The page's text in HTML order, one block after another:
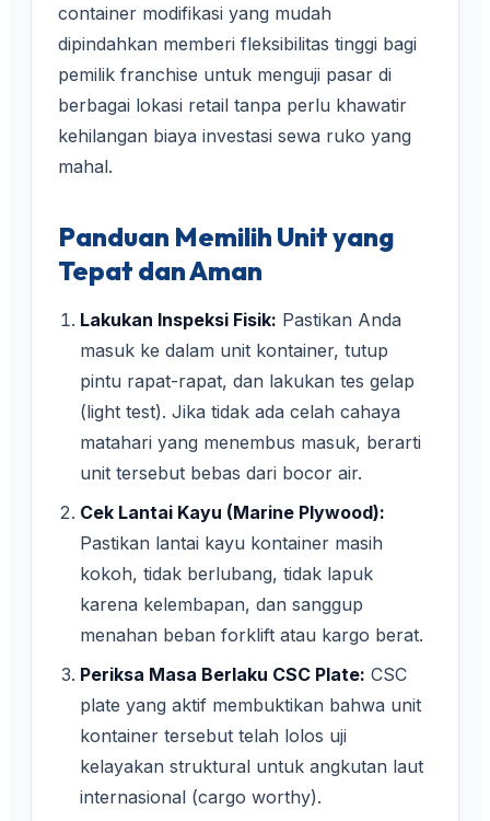
container modifikasi yang mudah
dipindahkan memberi fleksibilitas tinggi bagi
pemilik franchise untuk menguji pasar di
berbagai lokasi retail tanpa perlu khawatir
kehilangan biaya investasi sewa ruko yang
mahal.
Panduan Memilih Unit yang
Tepat dan Aman
Lakukan Inspeksi Fisik: Pastikan Anda
masuk ke dalam unit kontainer, tutup
pintu rapat-rapat, dan lakukan tes gelap
(light test). Jika tidak ada celah cahaya
matahari yang menembus masuk, berarti
unit tersebut bebas dari bocor air.
Cek Lantai Kayu (Marine Plywood):
Pastikan lantai kayu kontainer masih
kokoh, tidak berlubang, tidak lapuk
karena kelembapan, dan sanggup
menahan beban forklift atau kargo berat.
Periksa Masa Berlaku CSC Plate: CSC
plate yang aktif membuktikan bahwa unit
kontainer tersebut telah lolos uji
kelayakan struktural untuk angkutan laut
internasional (cargo worthy).